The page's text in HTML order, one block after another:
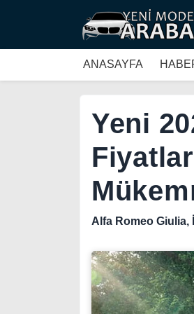
ANASAYFA
Yeni
Alfa Romeo Giulia,